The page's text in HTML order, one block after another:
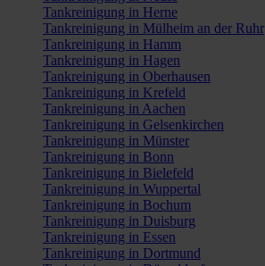
Tankreinigung in Herne
Tankreinigung in Mülheim an der Ruhr
Tankreinigung in Hamm
Tankreinigung in Hagen
Tankreinigung in Oberhausen
Tankreinigung in Krefeld
Tankreinigung in Aachen
Tankreinigung in Gelsenkirchen
Tankreinigung in Münster
Tankreinigung in Bonn
Tankreinigung in Bielefeld
Tankreinigung in Wuppertal
Tankreinigung in Bochum
Tankreinigung in Duisburg
Tankreinigung in Essen
Tankreinigung in Dortmund